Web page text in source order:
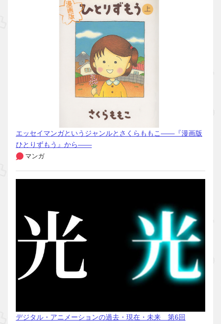
エッセイマンガというジャンルとさくらももこ――『漫画版
ひとりずもう』から――
マンガ
デジタル・アニメーションの過去・現在・未来 第6回